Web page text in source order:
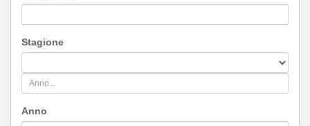
Stagione
Anno